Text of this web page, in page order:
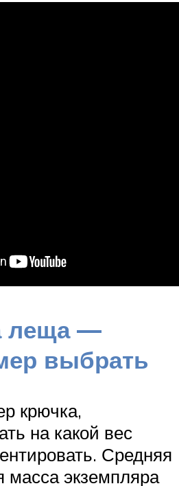
леща —
выбрать
крючка,
на какой вес
Средняя
масса экземпляра